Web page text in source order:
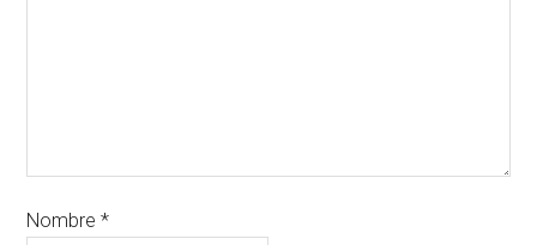
Nombre*